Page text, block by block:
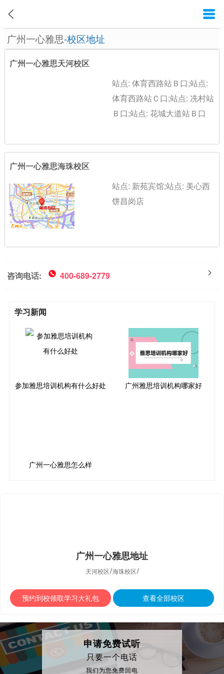
广州一心雅思-校区地址
广州一心雅思天河校区
站点: 体育西路站Ｂ口;站点:
体育西路站Ｃ口;站点: 冼村站
Ｂ口;站点: 花城大道站Ｂ口
广州一心雅思海珠校区
站点: 新苑宾馆;站点: 美心西
饼昌岗店
咨询电话: 400-689-2779
学习新闻
参加雅思培训机构有什么好处 广州雅思培训机构哪家好
广州一心雅思怎么样
广州一心雅思地址
天河校区/海珠校区/
预约到校领取学习大礼包 查看全部校区
申请免费试听
只要一个电话
我们为您免费回电